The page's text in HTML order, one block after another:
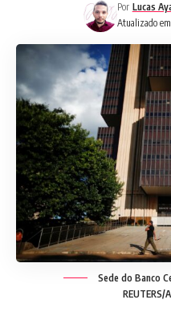
Atualizado
Por Lucas
Sede do Banco
REUTERS/